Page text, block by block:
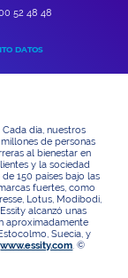
52 48 48
DATOS
día, nuestros
de personas
al bienestar en
y la sociedad
150 países bajo las
fuertes, como
Lotus, Modibodi,
alcanzó unas
aproximadamente
Suecia, y
www.essity.com. ©